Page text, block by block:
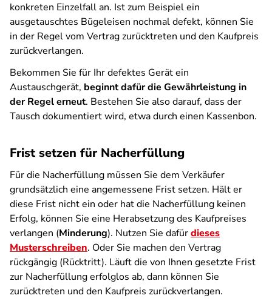
konkreten Einzelfall an. Ist zum Beispiel ein
ausgetauschtes Bügeleisen nochmal defekt, können Sie
in der Regel vom Vertrag zurücktreten und den Kaufpreis
zurückverlangen.
Bekommen Sie für Ihr defektes Gerät ein
Austauschgerät, beginnt dafür die Gewährleistung in
der Regel erneut. Bestehen Sie also darauf, dass der
Tausch dokumentiert wird, etwa durch einen Kassenbon.
Frist setzen für Nacherfüllung
Für die Nacherfüllung müssen Sie dem Verkäufer
grundsätzlich eine angemessene Frist setzen. Hält er
diese Frist nicht ein oder hat die Nacherfüllung keinen
Erfolg, können Sie eine Herabsetzung des Kaufpreises
verlangen (Minderung). Nutzen Sie dafürdieses
Musterschreiben. Oder Sie machen den Vertrag
rückgängig (Rücktritt). Läuft die von Ihnen gesetzte Frist
zur Nacherfüllung erfolglos ab, dann können Sie
zurücktreten und den Kaufpreis zurückverlangen.